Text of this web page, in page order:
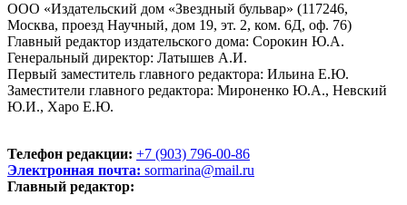
ООО «Издательский дом «Звездный бульвар» (117246,
Москва, проезд Научный, дом 19, эт. 2, ком. 6Д, оф. 76)
Главный редактор издательского дома: Сорокин Ю.А.
Генеральный директор: Латышев А.И.
Первый заместитель главного редактора: Ильина Е.Ю.
Заместители главного редактора: Мироненко Ю.А., Невский
Ю.И., Харо Е.Ю.
Телефон редакции: +7 (903) 796-00-86
Электронная почта: sormarina@mail.ru
Главный редактор: